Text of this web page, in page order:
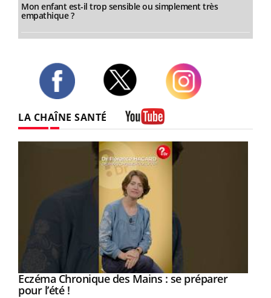
Mon enfant est-il trop sensible ou simplement très
empathique ?
LA CHAÎNE SANTÉ
Youtube
Eczéma Chronique des Mains : se préparer
pour l’été !Youtube